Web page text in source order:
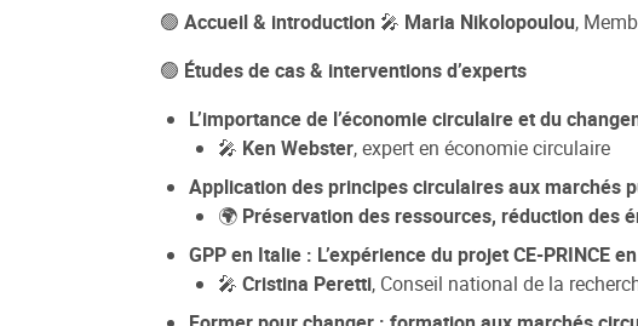
🟢 Accueil & introduction 🎤 Maria Nikolopoulou,
🟢 Études de cas & interventions d’experts
L’importance de l’économie circulaire et du
🎤 Ken Webster, expert en économie circulaire
Application des principes circulaires aux marchés
🌍 Préservation des ressources, réduction des
GPP en Italie : L’expérience du projet CE-PRINCE
🎤 Cristina Peretti, Conseil national de la